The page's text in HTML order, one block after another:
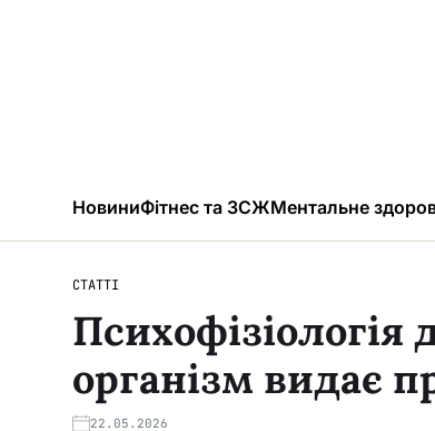
НовиниФітнес та ЗСЖМентальне
СТАТТІ
Психофізіологія
організм видає
22.05.2026